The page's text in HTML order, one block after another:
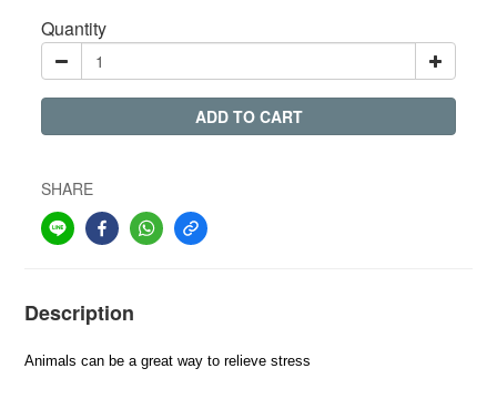
Quantity
ADD TO CART
SHARE
Description
Animals can be a great way to relieve stress